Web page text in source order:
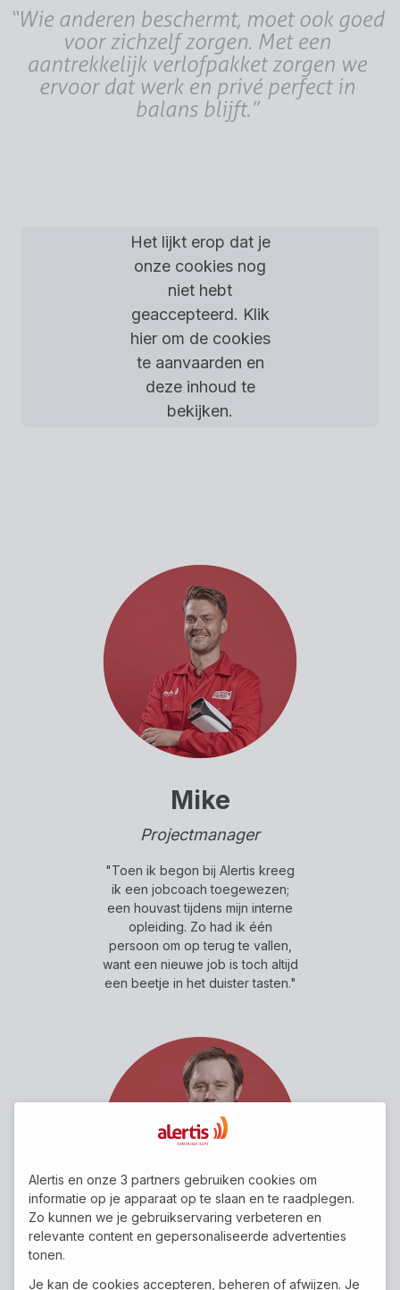
Het lijkt erop dat je
onze cookies nog
niet hebt
geaccepteerd. Klik
hier om de cookies
te aanvaarden en
deze inhoud te
bekijken.
Mike
Projectmanager
"Toen ik begon bij Alertis kreeg
ik een jobcoach toegewezen;
een houvast tijdens mijn interne
opleiding. Zo had ik één
persoon om op terug te vallen,
want een nieuwe job is toch altijd
een beetje in het duister tasten."
Jonathan
Alertis en onze 3 partners gebruiken cookies om
informatie op je apparaat op te slaan en te raadplegen.
Zo kunnen we je gebruikservaring verbeteren en
relevante content en gepersonaliseerde advertenties
tonen.
Je kan de cookies accepteren, beheren of afwijzen. Je